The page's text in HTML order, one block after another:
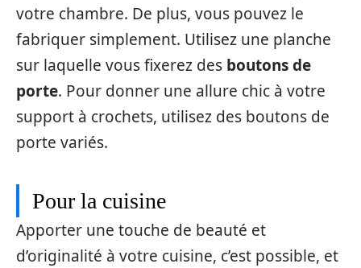
votre chambre. De plus, vous pouvez le
fabriquer simplement. Utilisez une planche
sur laquelle vous fixerez des boutons de
porte. Pour donner une allure chic à votre
support à crochets, utilisez des boutons de
porte variés.
Pour la cuisine
Apporter une touche de beauté et
d’originalité à votre cuisine, c’est possible, et